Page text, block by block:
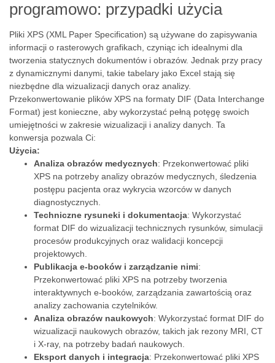
programowo: przypadki użycia
Pliki XPS (XML Paper Specification) są używane do zapisywania
informacji o rasterowych grafikach, czyniąc ich idealnymi dla
tworzenia statycznych dokumentów i obrazów. Jednak przy pracy
z dynamicznymi danymi, takie tabelary jako Excel stają się
niezbędne dla wizualizacji danych oraz analizy.
Przekonwertowanie plików XPS na formaty DIF (Data Interchange
Format) jest konieczne, aby wykorzystać pełną potęgę swoich
umiejętności w zakresie wizualizacji i analizy danych. Ta
konwersja pozwala Ci:
Użycia:
Analiza obrazów medycznych: Przekonwertować pliki
XPS na potrzeby analizy obrazów medycznych, śledzenia
postępu pacjenta oraz wykrycia wzorców w danych
diagnostycznych.
Techniczne rysuneki i dokumentacja: Wykorzystać
format DIF do wizualizacji technicznych rysunków, simulacji
procesów produkcyjnych oraz walidacji koncepcji
projektowych.
Publikacja e-booków i zarządzanie nimi:
Przekonwertować pliki XPS na potrzeby tworzenia
interaktywnych e-booków, zarządzania zawartością oraz
analizy zachowania czytelników.
Analiza obrazów naukowych: Wykorzystać format DIF do
wizualizacji naukowych obrazów, takich jak rezony MRI, CT
i X-ray, na potrzeby badań naukowych.
Eksport danych i integracja: Przekonwertować pliki XPS